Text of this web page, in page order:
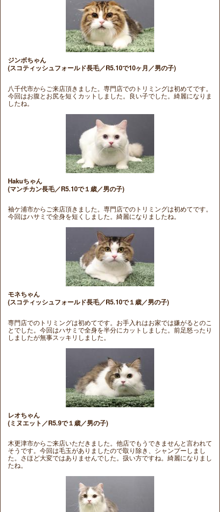
ジンボちゃん
(スコティッシュフォールド長毛／R5.10で10ヶ月／男の子)
八千代市からご来店頂きました。専門店でのトリミングは初めてです。
今回はお腹とお尻を短くカットしました。良い子でした。綺麗になりま
したね。
Hakuちゃん
(マンチカン長毛／R5.10で１歳／男の子)
袖ケ浦市からご来店頂きました。専門店でのトリミングは初めてです。
今回はハサミで全身を短くしました。綺麗になりましたね。
モネちゃん
(スコティッシュフォールド長毛／R5.10で１歳／男の子)
専門店でのトリミングは初めてです。お手入れはお家では嫌がるとのこ
とでした。今回はハサミで全身を半分にカットしました。前足怒ったり
しましたが無事スッキリしました。
レオちゃん
(ミヌエット／R5.9で１歳／男の子)
木更津市からご来店いただきました。他店でもうできませんと言われて
そうです。今回は毛玉がありましたので取り除き、シャンプーしまし
た。さほど大変ではありませんでした。扱い方ですね。綺麗になりまし
たね。